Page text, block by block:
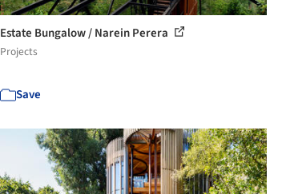
Estate Bungalow / Narein Perera
Projects
Save